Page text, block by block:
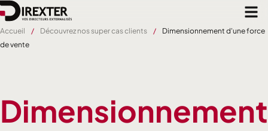
Aller
au
contenu
principal
Accueil Découvrez nos super cas clients
Dimensionnement d'une force
de vente
Dimensionnement